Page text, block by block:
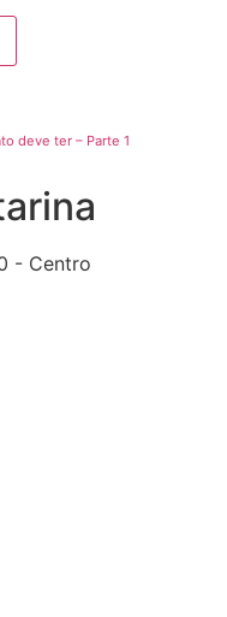
deve ter – Parte 1
- Centro